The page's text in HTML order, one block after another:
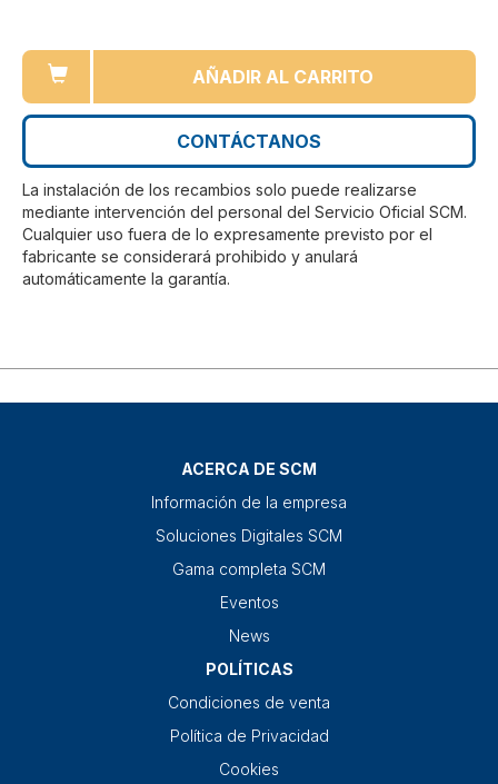
AÑADIR AL CARRITO
CONTÁCTANOS
La instalación de los recambios solo puede realizarse
mediante intervención del personal del Servicio Oficial SCM.
Cualquier uso fuera de lo expresamente previsto por el
fabricante se considerará prohibido y anulará
automáticamente la garantía.
ACERCA DE SCM
Información de la empresa
Soluciones Digitales SCM
Gama completa SCM
Eventos
News
POLÍTICAS
Condiciones de venta
Política de Privacidad
Cookies